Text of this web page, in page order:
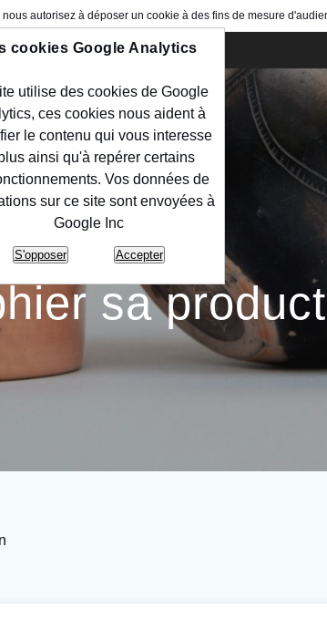
cookies Google Analytics
utilise des cookies de Google
ces cookies nous aident à
le contenu qui vous interesse
ainsi qu'à repérer certains
Vos données de
sur ce site sont envoyées à
Google Inc
S'opposer Accepter
autorisez à déposer un cookie à des fins de mesure
info@maisondelaceramique.fr
sa